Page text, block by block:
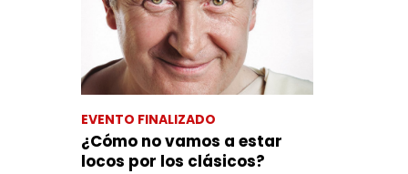
EVENTO FINALIZADO
¿Cómo no vamos a estar
locos por los clásicos?